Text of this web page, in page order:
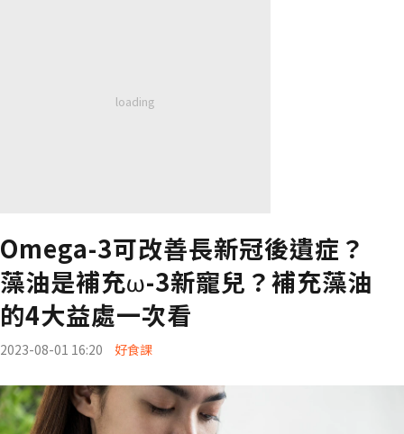
Omega-3可改善長新冠後遺症？
藻油是補充ω-3新寵兒？補充藻油
的4大益處一次看
2023-08-01 16:20 好食課